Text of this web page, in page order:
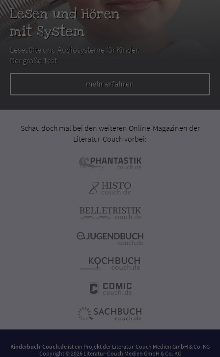
Lesen und Hören
mit System
Lesestifte und Audiosysteme für Kinder.
Der große Test.
mehr erfahren
Schau doch mal bei den weiteren Online-Magazinen der
Literatur-Couch vorbei:
Kinderbuch-Couch.de ist ein Projekt der Literatur-Couch Medien GmbH & Co. KG
Copyright © 2026 Literatur-Couch Medien GmbH & Co. KG